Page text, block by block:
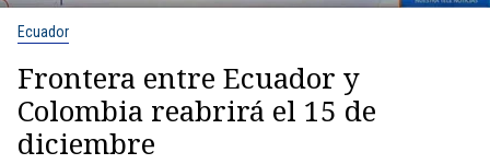
Ecuador
Frontera entre Ecuador y
Colombia reabrirá el 15 de
diciembre